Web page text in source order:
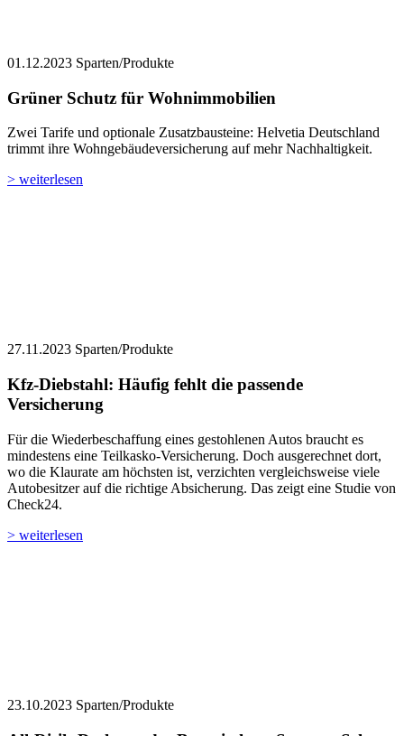
01.12.2023 Sparten/Produkte
Grüner Schutz für Wohnimmobilien
Zwei Tarife und optionale Zusatzbausteine: Helvetia Deutschland
trimmt ihre Wohngebäudeversicherung auf mehr Nachhaltigkeit.
> weiterlesen
27.11.2023 Sparten/Produkte
Kfz-Diebstahl: Häufig fehlt die passende
Versicherung
Für die Wiederbeschaffung eines gestohlenen Autos braucht es
mindestens eine Teilkasko-Versicherung. Doch ausgerechnet dort,
wo die Klaurate am höchsten ist, verzichten vergleichsweise viele
Autobesitzer auf die richtige Absicherung. Das zeigt eine Studie von
Check24.
> weiterlesen
23.10.2023 Sparten/Produkte